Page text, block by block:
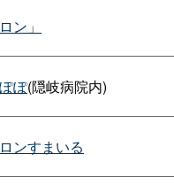
ン」
ぽ(隠岐病院内)
ンすまいる